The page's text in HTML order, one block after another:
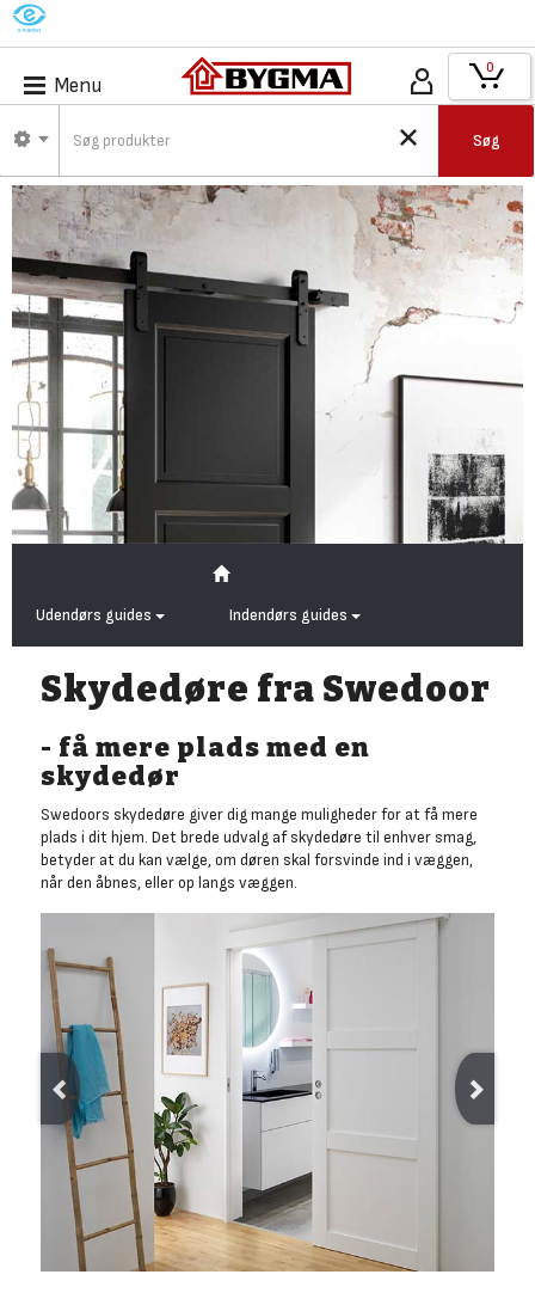
M
Menu
Søg
0
Udendørs guides Indendørs guides
Skydedøre fra Swedoor
- få mere plads med en
skydedør
Swedoors skydedøre giver dig mange muligheder for at få mere
plads i dit hjem. Det brede udvalg af skydedøre til enhver smag,
betyder at du kan vælge, om døren skal forsvinde ind i væggen,
når den åbnes, eller op langs væggen.